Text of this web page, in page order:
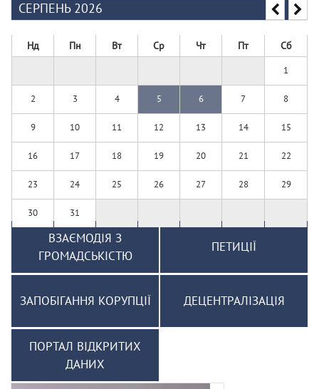
СЕРПЕНЬ 2026
Нд Пн Вт Ср Чт Пт Сб
1
2 3 4 5 6 7 8
9 10 11 12 13 14 15
16 17 18 19 20 21 22
23 24 25 26 27 28 29
30 31
ВЗАЄМОДІЯ З
ГРОМАДСЬКІСТЮ
ПЕТИЦІЇ
ЗАПОБІГАННЯ КОРУПЦІЇ ДЕЦЕНТРАЛІЗАЦІЯ
ПОРТАЛ ВІДКРИТИХ
ДАНИХ